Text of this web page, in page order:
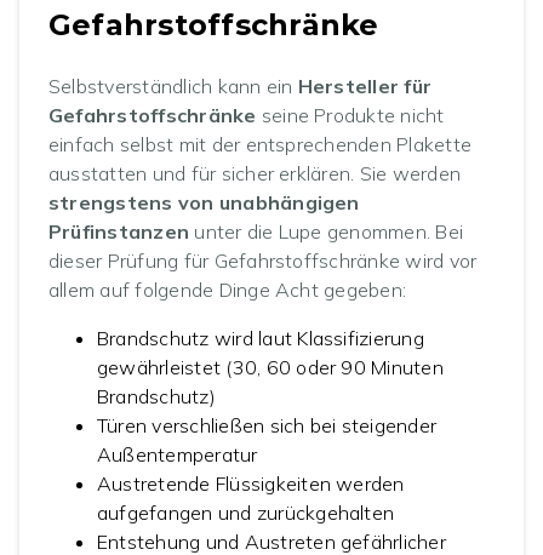
Gefahrstoffschränke
Selbstverständlich kann ein Hersteller für
Gefahrstoffschränke seine Produkte nicht
einfach selbst mit der entsprechenden Plakette
ausstatten und für sicher erklären. Sie werden
strengstens von unabhängigen
Prüfinstanzen unter die Lupe genommen. Bei
dieser Prüfung für Gefahrstoffschränke wird vor
allem auf folgende Dinge Acht gegeben:
Brandschutz wird laut Klassifizierung
gewährleistet (30, 60 oder 90 Minuten
Brandschutz)
Türen verschließen sich bei steigender
Außentemperatur
Austretende Flüssigkeiten werden
aufgefangen und zurückgehalten
Entstehung und Austreten gefährlicher